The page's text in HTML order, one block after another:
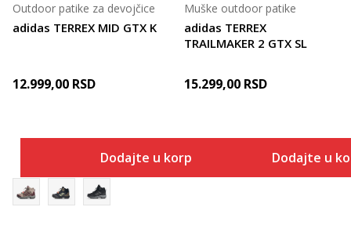
adidas TERREX MID GTX K
Outdoor patike za devojčice
12.999,00 RSD
Dodajte u korpu
adidas TERREX
TRAILMAKER 2 GTX SL
Muške outdoor patike
15.299,00 RSD
Dodajte u